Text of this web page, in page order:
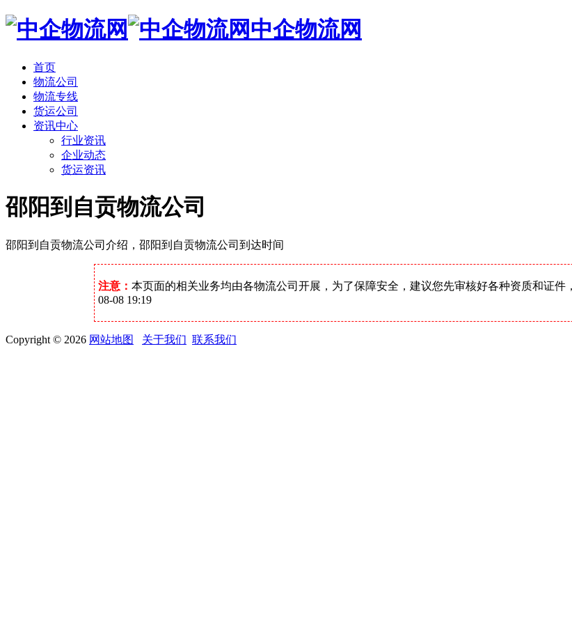
中企物流网
首页
物流公司
物流专线
货运公司
资讯中心
行业资讯
企业动态
货运资讯
邵阳到自贡物流公司
邵阳到自贡物流公司介绍，邵阳到自贡物流公司到达时间
注意： 本页面的相关业务均由各物流公司开展，为了保障安全，建议您先审核好各种资质和证
08-08 19:19
Copyright © 2026 网站地图 关于我们 联系我们